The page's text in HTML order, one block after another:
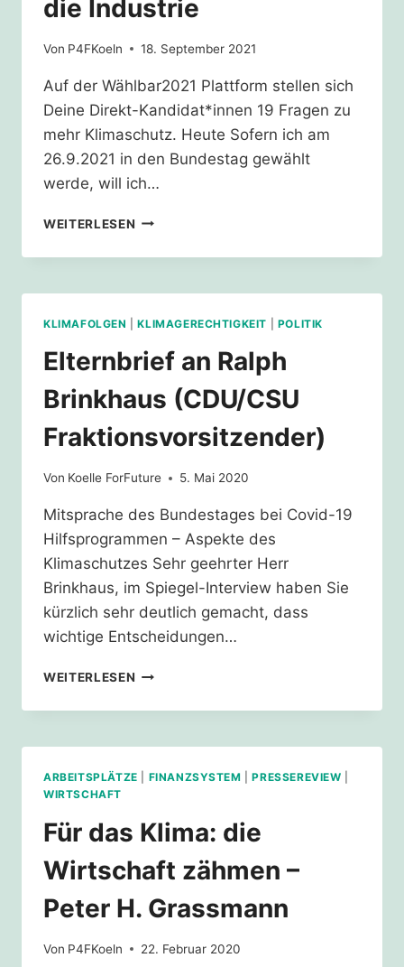
die Industrie
Von P4FKoeln 18. September 2021
Auf der Wählbar2021 Plattform stellen sich
Deine Direkt-Kandidat*innen 19 Fragen zu
mehr Klimaschutz. Heute Sofern ich am
26.9.2021 in den Bundestag gewählt
werde, will ich…
WEITERLESEN PLANUNGSSICHERHEIT
DIE
KLIMAFOLGEN |KLIMAGERECHTIGKEIT POLITIK
Elternbrief an Ralph
Brinkhaus (CDU/CSU
Fraktionsvorsitzender)
Von Koelle ForFuture 5. Mai 2020
Mitsprache des Bundestages bei Covid-19
Hilfsprogrammen – Aspekte des
Klimaschutzes Sehr geehrter Herr
Brinkhaus, im Spiegel-Interview haben Sie
kürzlich sehr deutlich gemacht, dass
wichtige Entscheidungen…
WEITERLESEN ELTERNBRIEF
RALPH
(CDU/CSU
FRAKTIONSVORSITZENDER)
ARBEITSPLÄTZE FINANZSYSTEM |PRESSEREVIEW
WIRTSCHAFT
Für das Klima: die
Wirtschaft zähmen –
Peter H. Grassmann
Von P4FKoeln 22. Februar 2020